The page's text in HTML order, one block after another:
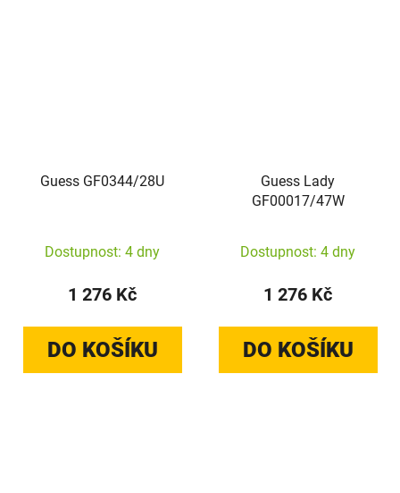
Guess GF0344/28U
Dostupnost: 4 dny
1 276 Kč
DO KOŠÍKU
Guess Lady
GF00017/47W
Dostupnost: 4 dny
1 276 Kč
DO KOŠÍKU